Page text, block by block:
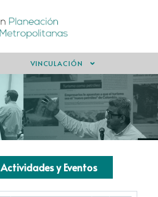
VINCULACIÓN
Actividades y Eventos